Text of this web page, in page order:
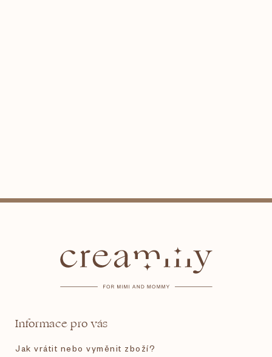
Informace pro vás
Jak vrátit nebo vyměnit zboží?